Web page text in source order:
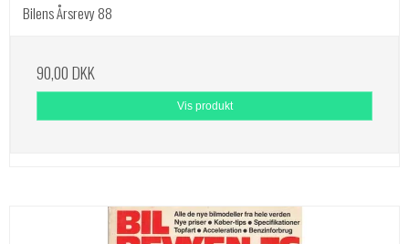
Bilens Årsrevy 88
90,00 DKK
Vis produkt